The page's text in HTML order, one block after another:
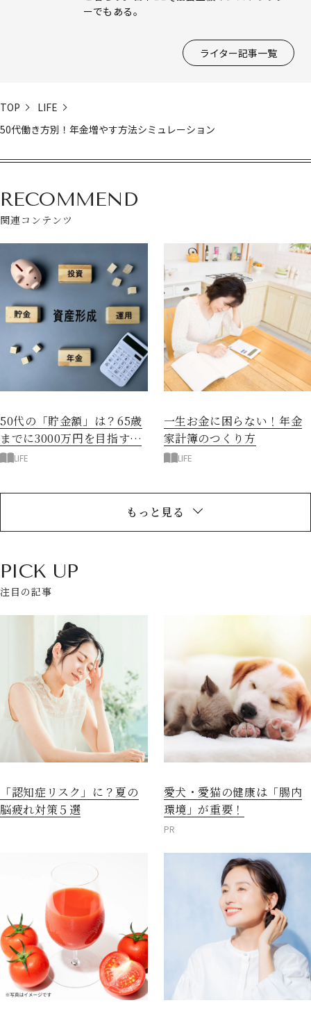
ーでもある。
ライター記事一覧
TOP
LIFE
50代働き方別！年金増やす方法シミュレーション
RECOMMEND
関連コンテンツ
50代の「貯金額」は？65歳
までに3000万円を目指す資
産づくりのコツ
LIFE
一生お金に困らない！年金
家計簿のつくり方
LIFE
もっと見る
PICK UP
注目の記事
「認知症リスク」に？夏の
脳疲れ対策５選
愛犬・愛猫の健康は「腸内
環境」が重要！
PR